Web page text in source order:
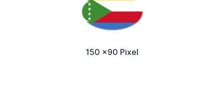
150 x90 Pixel